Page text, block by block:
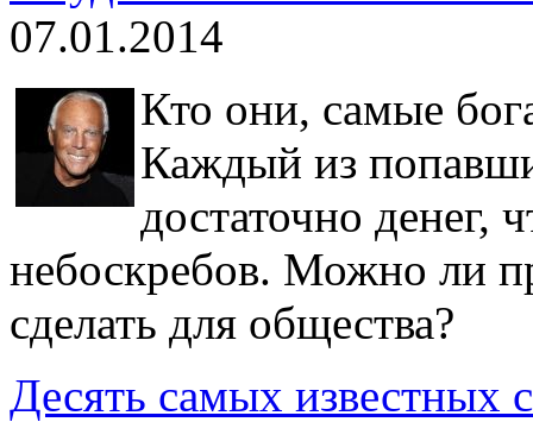
07.01.2014
Кто они, самые
Каждый из
достаточно денег,
небоскребов. Можно ли
сделать для общества?
Десять самых известных